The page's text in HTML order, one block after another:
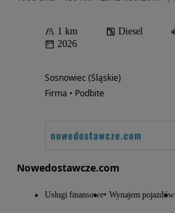
1 km Diesel
2026
Sosnowiec (Śląskie)
Firma • Podbite
Nowedostawcze.com
Usługi finansowe Wynajem pojazdów